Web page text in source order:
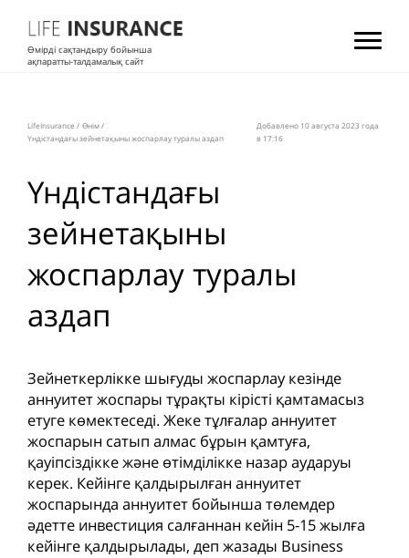
Өмірді сақтандыру бойынша
ақпаратты-талдамалық сайт
LifeInsurance / Өнім/
Үндістандағы зейнетақыны жоспарлау туралы аздап
Добавлено 10 августа 2023 года
в 17:16
Үндістандағы
зейнетақыны
жоспарлау туралы
аздап
Зейнеткерлікке шығуды жоспарлау кезінде
аннуитет жоспары тұрақты кірісті қамтамасыз
етуге көмектеседі. Жеке тұлғалар аннуитет
жоспарын сатып алмас бұрын қамтуға,
қауіпсіздікке және өтімділікке назар аударуы
керек. Кейінге қалдырылған аннуитет
жоспарында аннуитет бойынша төлемдер
әдетте инвестиция салғаннан кейін 5-15 жылға
кейінге қалдырылады, деп жазады Business